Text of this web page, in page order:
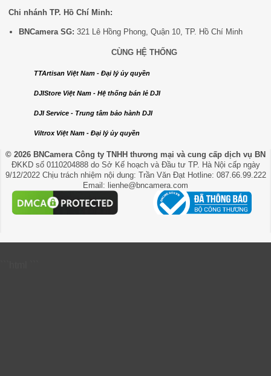
Chi nhánh TP. Hồ Chí Minh:
BNCamera SG: 321 Lê Hồng Phong, Quận 10, TP. Hồ Chí Minh
CÙNG HỆ THỐNG
TTArtisan Việt Nam - Đại lý ủy quyền
DJIStore Việt Nam - Hệ thống bán lẻ DJI
DJI Service - Trung tâm bảo hành DJI
Viltrox Việt Nam - Đại lý ủy quyền
© 2026 BNCamera Công ty TNHH thương mại và cung cấp dịch vụ BN
ĐKKD số 0110204888 do Sở Kế hoạch và Đầu tư TP. Hà Nội cấp ngày
9/12/2022 Chịu trách nhiệm nội dung: Trần Văn Đạt Hotline: 087.66.99.222
Email: lienhe@bncamera.com